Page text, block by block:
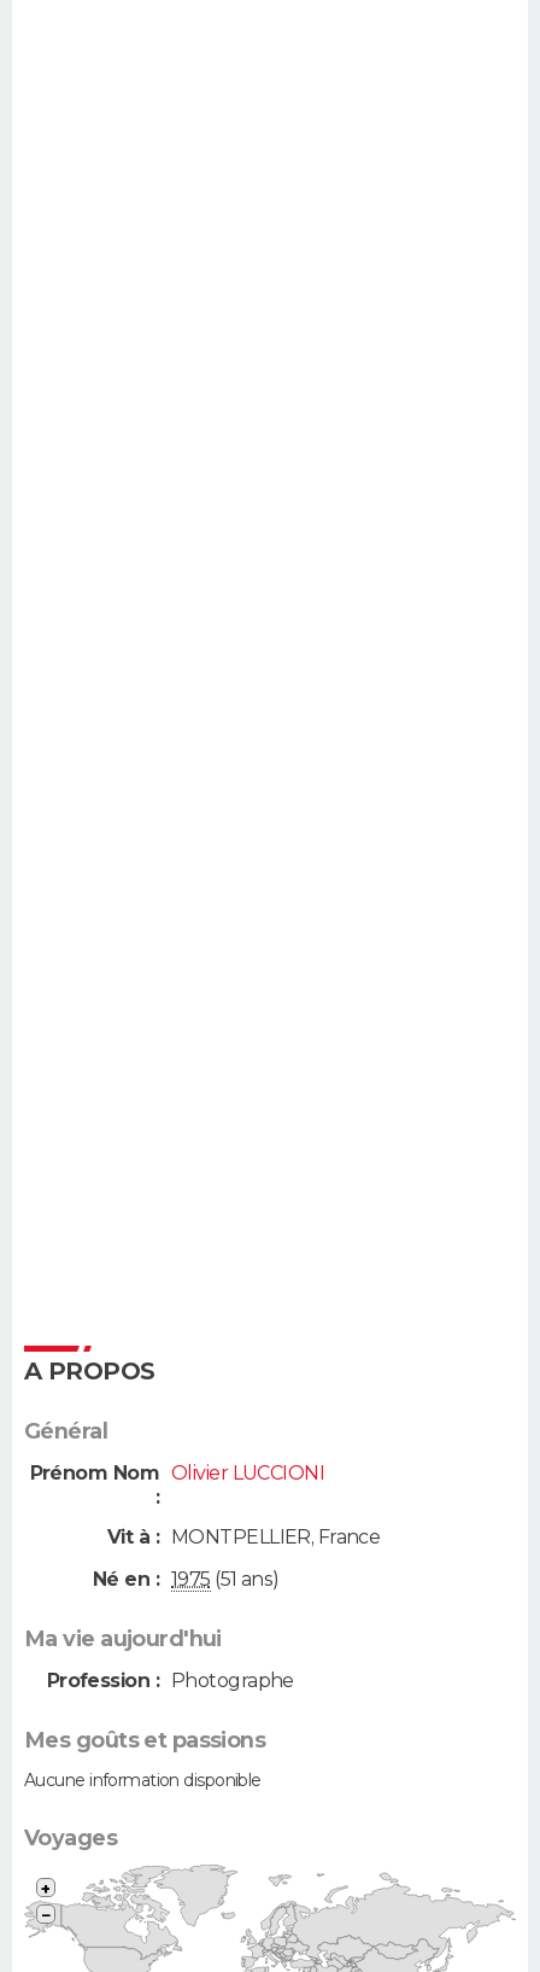
A PROPOS
Général
Prénom Nom
:
Olivier LUCCIONI
Vit à : MONTPELLIER, France
Né en : 1975 (51 ans)
Ma vie aujourd'hui
Profession : Photographe
Mes goûts et passions
Aucune information disponible
Voyages
+
−